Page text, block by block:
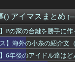
きな決断を迫られた二択
幸せな人は人を煽らな
グルメアニメ』の凄い
ン担いだデブ？近接は
わいくてヒロインと
るのに全くアニメ化
() アイマスまとめ [
】Pの家の合鍵を勝手に
】海外の小糸の紹介文
】6年後のアイドル達は